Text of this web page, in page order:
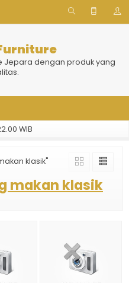
Jepara dengan produk yang
WIB
klasik"
makan klasik